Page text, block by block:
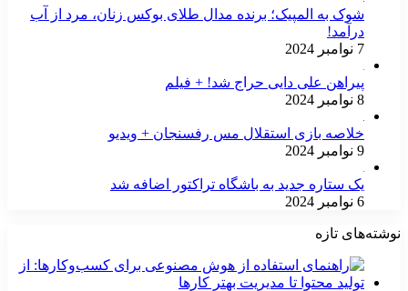
شوک به المپیک؛ برنده مدال طلای بوکس زنان، مرد از آب
درآمد!
7 نوامبر 2024
پیراهن علی دایی حراج شد! + فیلم
8 نوامبر 2024
خلاصه بازی استقلال مس رفسنجان + ویدیو
9 نوامبر 2024
یک ستاره جدید به باشگاه تراکتور اضافه شد
6 نوامبر 2024
نوشته‌های تازه